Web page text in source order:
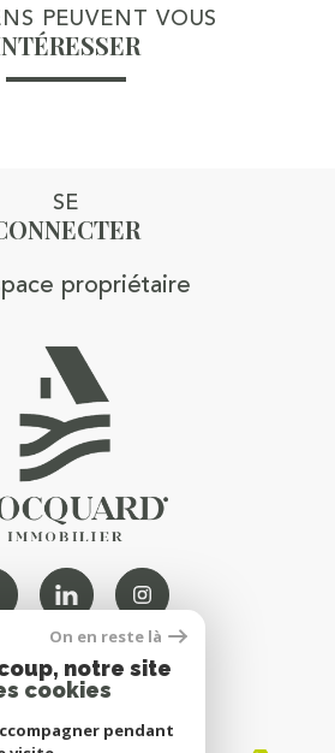
PEUVENT VOUS
SE
propriétaire
NOUS
ADHÉRONS
On en reste là
notre site
cookies
pendant